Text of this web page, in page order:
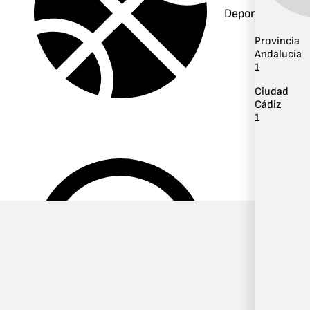
Deportes
Provincia
Andalucía
1
Ciudad
Cádiz
1